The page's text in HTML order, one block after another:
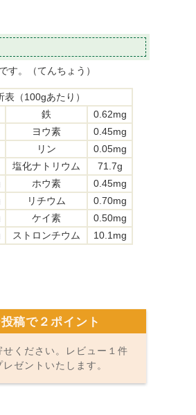
す。（てんちょう）
（100gあたり）
鉄
0.62mg
ヨウ素
0.45mg
リン
0.05mg
塩化ナトリウム
71.7g
ホウ素
0.45mg
リチウム
0.70mg
ケイ素
0.50mg
ストロンチウム 10.1mg
稿で２ポイント
ください。レビュー１件
ゼントいたします。